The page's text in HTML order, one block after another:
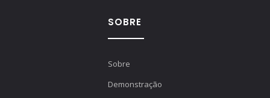
SOBRE
Sobre
Demonstração